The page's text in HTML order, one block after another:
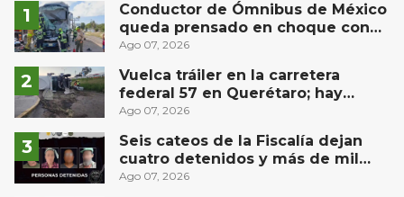
Conductor de Ómnibus de México
queda prensado en choque con
materialista en San Juan del Río
Ago 07, 2026
Vuelca tráiler en la carretera
federal 57 en Querétaro; hay
derrame de combustible
Ago 07, 2026
Seis cateos de la Fiscalía dejan
cuatro detenidos y más de mil
dosis aseguradas en Querétaro
Ago 07, 2026